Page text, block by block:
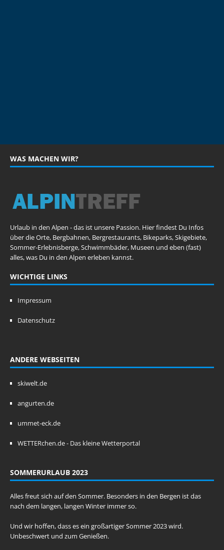
WAS MACHEN WIR?
Urlaub in den Alpen - das ist unsere Passion. Hier findest Du Infos
über die Orte, Bergbahnen, Bergrestaurants, Bikeparks, Skigebiete,
Sommer-Erlebnisberge, Schwimmbäder, Museen und eben (fast)
alles, was Du in den Alpen erleben kannst.
WICHTIGE LINKS
Impressum
Datenschutz
ANDERE WEBSEITEN
skiwelt.de
angurten.de
ummet-eck.de
WETTERchen.de - Das kleine Wetterportal
SOMMERURLAUB 2023
Alles freut sich auf den Sommer. Besonders in den Bergen ist das
nach dem langen, langen Winter immer so.
Und wir hoffen, dass es ein großartiger Sommer 2023 wird.
Unbeschwert und zum Genießen.